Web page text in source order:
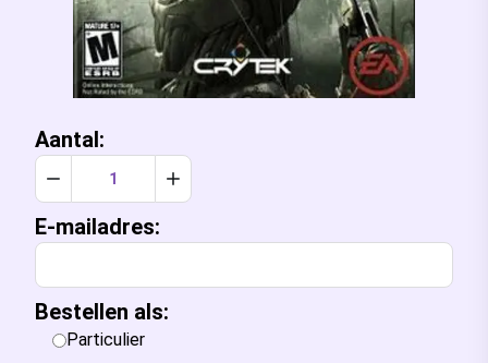
Aantal:
Verlaag aantal met 1Verhoog aantal met 1
E-mailadres:
Bestellen als:
Particulier